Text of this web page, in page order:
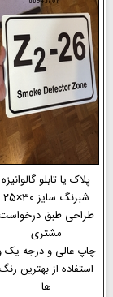
پلاک یا تابلو گالوانیزه
شبرنگ سایز 30×25
طراحی طبق
مشتری
چاپ عالی و درجه یک
استفاده از بهترین رنگ
ها